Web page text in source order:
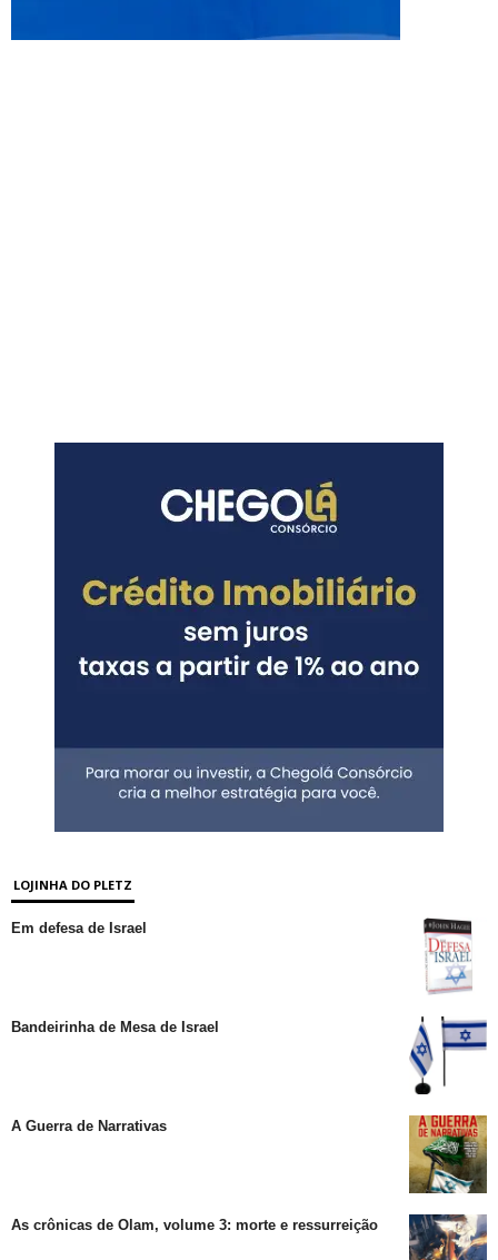
LOJINHA DO PLETZ
Em defesa de Israel
Bandeirinha de Mesa de Israel
A Guerra de Narrativas
As crônicas de Olam, volume 3: morte e ressurreição